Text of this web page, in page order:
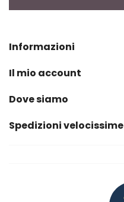
Informazioni
Il mio account
Dove siamo
Spedizioni velocissime